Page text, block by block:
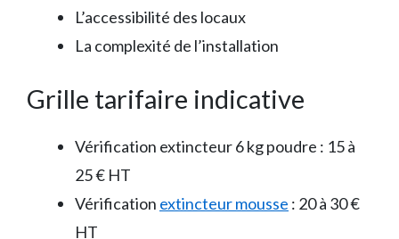
L’accessibilité des locaux
La complexité de l’installation
Grille tarifaire indicative
Vérification extincteur 6 kg poudre : 15 à
25 € HT
Vérification extincteur mousse : 20 à 30 €
HT